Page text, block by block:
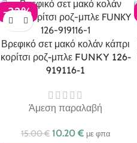
-32%
Βρεφικό σετ μακό κολάν κάπρι
κορίτσι ροζ-μπλε FUNKY 126-
919116-1
Άμεση παραλαβή
15.00€ 10.20 € με φπα